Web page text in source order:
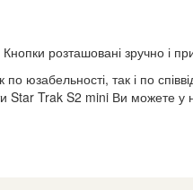
розташовані зручно і
юзабельності, так і по
Star Trak S2 mini Ви можете у